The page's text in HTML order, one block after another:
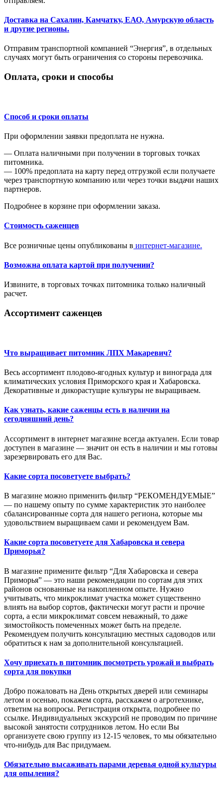
Доставка на Сахалин, Камчатку, ЕАО, Амурскую область
и другие регионы.
Отправим транспортной компанией “Энергия”, в отдельных
случаях могут быть ограничения со стороны перевозчика.
Оплата, сроки и способы
Способ и сроки оплаты
При оформлении заявки предоплата не нужна.
— Оплата наличными при получении в торговых точках
питомника.
— 100% предоплата на карту перед отгрузкой если получаете
через транспортную компанию или через точки выдачи наших
партнеров.
Подробнее в корзине при оформлении заказа.
Стоимость саженцев
Все розничные цены опубликованы в интернет-магазине.
Возможна оплата картой при получении?
Извините, в торговых точках питомника только наличный
расчет.
Ассортимент саженцев
Что выращивает питомник ЛПХ Макаревич?
Весь ассортимент плодово-ягодных культур и винограда для
климатических условия Приморского края и Хабаровска.
Декоративные и дикорастущие культуры не выращиваем.
Как узнать, какие саженцы есть в наличии на
сегодняшний день?
Ассортимент в интернет магазине всегда актуален. Если товар
доступен в магазине — значит он есть в наличии и мы готовы
зарезервировать его для Вас.
Какие сорта посоветуете выбрать?
В магазине можно применить фильтр “РЕКОМЕНДУЕМЫЕ”
— по нашему опыту по сумме характеристик это наиболее
сбалансированные сорта для нашего региона, которые мы
удовольствием выращиваем сами и рекомендуем Вам.
Какие сорта посоветуете для Хабаровска и севера
Приморья?
В магазине примените фильтр “Для Хабаровска и севера
Приморья” — это наши рекомендации по сортам для этих
районов основанные на накопленном опыте. Нужно
учитывать, что микроклимат участка может существенно
влиять на выбор сортов, фактически могут расти и прочие
сорта, а если микроклимат совсем неважный, то даже
зимостойкость помеченных может быть на пределе.
Рекомендуем получить консультацию местных садоводов или
обратиться к нам за дополнительной консультацией.
Хочу приехать в питомник посмотреть урожай и выбрать
сорта для покупки
Добро пожаловать на День открытых дверей или семинары
летом и осенью, покажем сорта, расскажем о агротехнике,
ответим на вопросы. Регистрация открыта, подробнее по
ссылке. Индивидуальных экскурсий не проводим по причине
высокой занятости сотрудников летом. Но если Вы
организуете свою группу из 12-15 человек, то мы обязательно
что-нибудь для Вас придумаем.
Обязательно высаживать парами деревья одной культуры
для опыления?